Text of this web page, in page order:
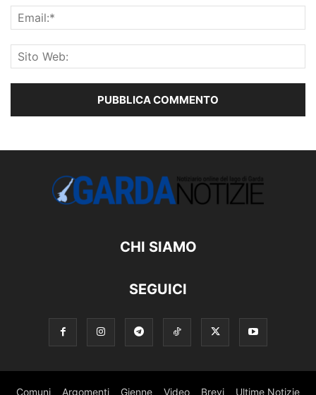
CHI SIAMO
SEGUICI
Comuni Argomenti Gienne Video Brevi Ultime Notizie